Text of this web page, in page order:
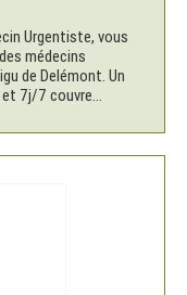
Urgentiste, vous
médecins
de Delémont. Un
7j/7 couvre...